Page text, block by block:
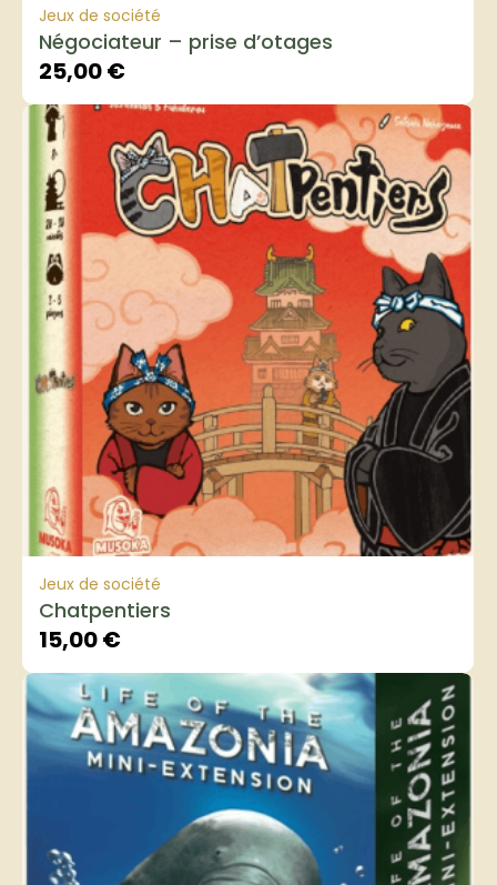
Jeux de société
Négociateur – prise d’otages
25,00€
Jeux de société
Chatpentiers
15,00€